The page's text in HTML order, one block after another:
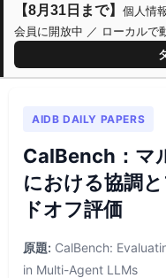
【8月31日まで】 個人情
会員に開放中 ／ ローカルで
AIDB DAILY PAPERS
CalBench：マ
における協調
ドオフ評価
原題: CalBench:
in Multi-Agent LLMs